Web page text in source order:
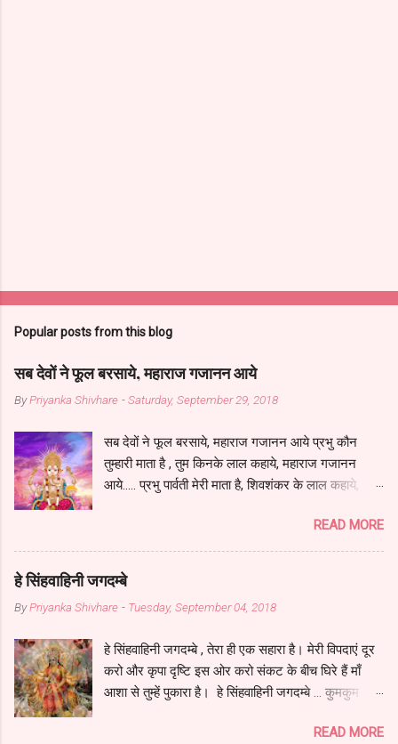
Popular posts from this blog
सब देवों ने फूल बरसाये, महाराज गजानन आये
ByPriyanka Shivhare -Saturday, September 29, 2018
सब देवों ने फूल बरसाये, महाराज गजानन आये प्रभु कौन
तुम्हारी माता है , तुम किनके लाल कहाये, महाराज गजानन
आये..... प्रभु पार्वती मेरी माता है, शिवशंकर के लाल कहाये,
भोग लगाये, महाराज गजानन आये..... प्रभु होम-धूप मेरी पूजा
है, मोदक के भोग लगाये, महाराज गजानन आये..... प्रभु कौन
तुम्हारी सवारी है, तुम किनके चक्र लगाये, महाराज गजानन
आये..... प्रभु मूसक मेरी तुम्हारी सवारी है, पृथ्वी के चक्र लगाये,
महाराज गजानन आये..... Please 👉watch 👉
YouTube channel
https://youtube.com/shorts/80EC5m1ZQn4?
si=d5m-W8Ru9ptSpTOy
READ MORE
हे सिंहवाहिनी जगदम्बे
ByPriyanka Shivhare - Tuesday, September 04, 2018
हे सिंहवाहिनी जगदम्बे , तेरा ही एक सहारा है। मेरी विपदाएं दूर
करो और कृपा दृष्टि इस ओर करो संकट के बीच घिरे हैं माँ
आशा से तुम्हें पुकारा है। हे सिंहवाहिनी जगदम्बे ... कुमकुम
करते हैं क्यों अब तक नहीं उबारा है। हे सिंहवाहिनी जगदम्बे ...
READ MORE